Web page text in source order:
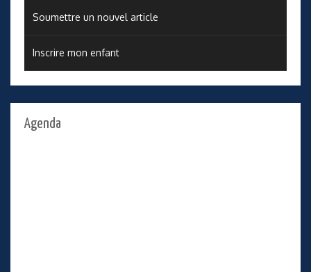
Soumettre un nouvel article
Inscrire mon enfant
Agenda